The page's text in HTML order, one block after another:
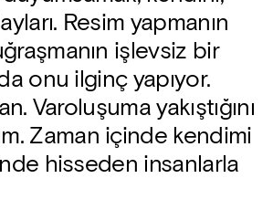
Resim yapmanın
işlevsiz bir
onu ilginç yapıyor.
Varoluşuma yakıştığını
Zaman içinde kendimi
hisseden insanlarla